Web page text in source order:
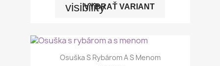
visibility
VYBRAŤ VARIANT
Osuška S Rybárom A S Menom